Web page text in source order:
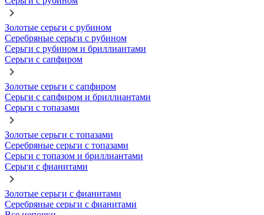
Золотые серьги с рубином
Серебряные серьги с рубином
Серьги с рубином и бриллиантами
Серьги с сапфиром
Золотые серьги с сапфиром
Серьги с сапфиром и бриллиантами
Серьги с топазами
Золотые серьги с топазами
Серебряные серьги с топазами
Серьги с топазом и бриллиантами
Серьги с фианитами
Золотые серьги с фианитами
Серебряные серьги с фианитами